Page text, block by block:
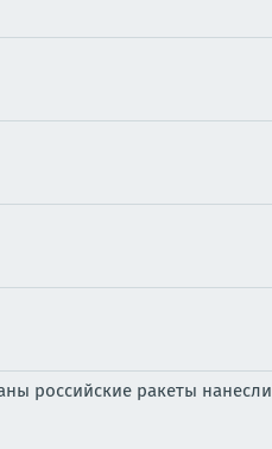
российские ракеты